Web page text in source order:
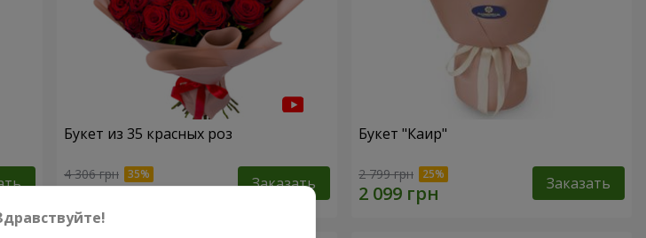
Букет из 35 красных роз
4 306 грн Заказать
Букет "Каир"
2 799 грн Заказать